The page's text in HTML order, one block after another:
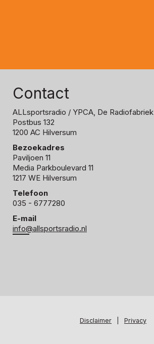
Contact
ALLsportsradio / YPCA, De Radiofabriek
Postbus 132
1200 AC Hilversum
Bezoekadres
Paviljoen 11
Media Parkboulevard 11
1217 WE Hilversum
Telefoon
035 - 6777280
E-mail
info@allsportsradio.nl
Disclaimer Privacy